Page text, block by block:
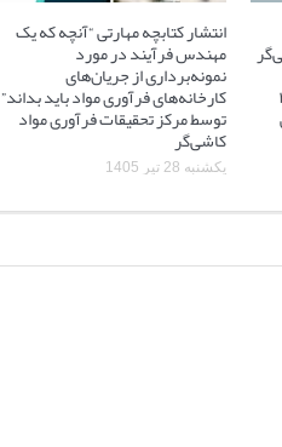
فاز ۱ و ۲
انتشار کتابچه مهارتی “آنچه که یک
مهندس فرآیند در مورد
نمونه‌برداری از جریان‌های
کارخانه‌های فرآوری مواد باید بداند”
توسط مرکز تحقیقات فرآوری مواد
کاشی‌گر
یکشنبه 28 تیر 1405